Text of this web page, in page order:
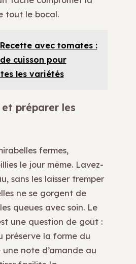
tout le bocal.
Recette avec tomates :
cuisson pour
les variétés
préparer les
fermes,
le jour même. Lavez-
sans les laisser tremper
ne se gorgent de
queues avec soin. Le
une question de goût :
préserve la forme du
note d’amande au